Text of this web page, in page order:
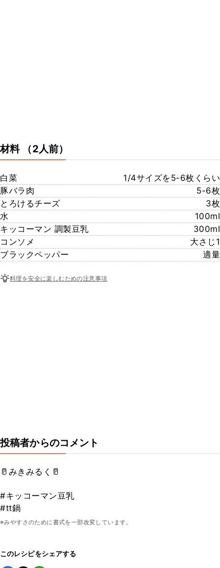
材料 （2人前）
白菜
1/4サイズを5-6枚くらい
豚バラ肉
5-6枚
とろけるチーズ
3枚
水
100ml
キッコーマン 調製豆乳
300ml
コンソメ
大さじ1
ブラックペッパー
適量
料理を安全に楽しむための注意事項
投稿者からのコメント
🥛みきみるく🥛
#キッコーマン豆乳
#tt鍋
※みやすさのために書式を一部改変しています。
このレシピをシェアする